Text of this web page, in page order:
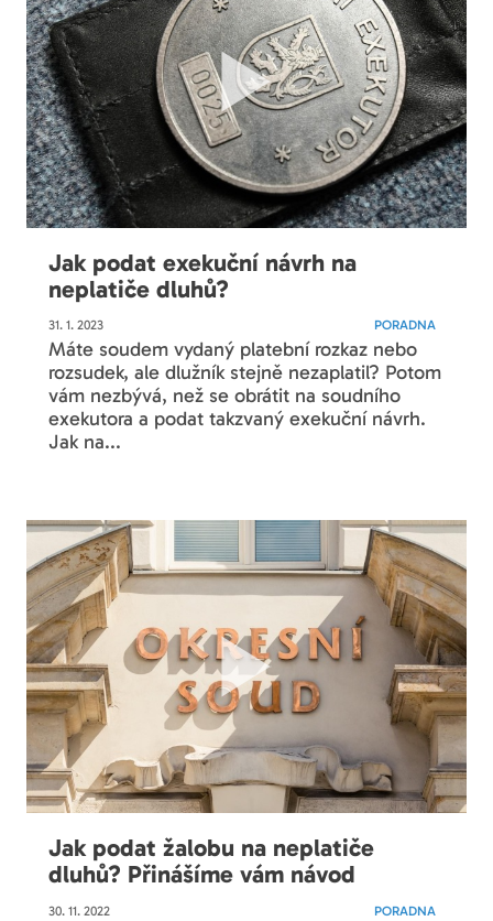
Jak podat exekuční návrh na
neplatiče dluhů?
31. 1. 2023 PORADNA
Máte soudem vydaný platební rozkaz nebo
rozsudek, ale dlužník stejně nezaplatil? Potom
vám nezbývá, než se obrátit na soudního
exekutora a podat takzvaný exekuční návrh.
Jak na...
Jak podat žalobu na neplatiče
dluhů? Přinášíme vám návod
30. 11. 2022 PORADNA